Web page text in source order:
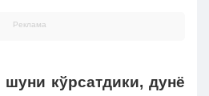
Реклама
шуни кўрсатдики, дунё